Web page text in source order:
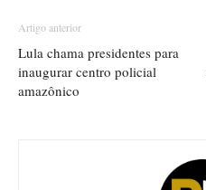
Artigo anterior
Lula chama presidentes para
inaugurar centro policial
amazônico